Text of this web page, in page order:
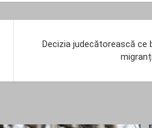
Decizia judecătorească ce